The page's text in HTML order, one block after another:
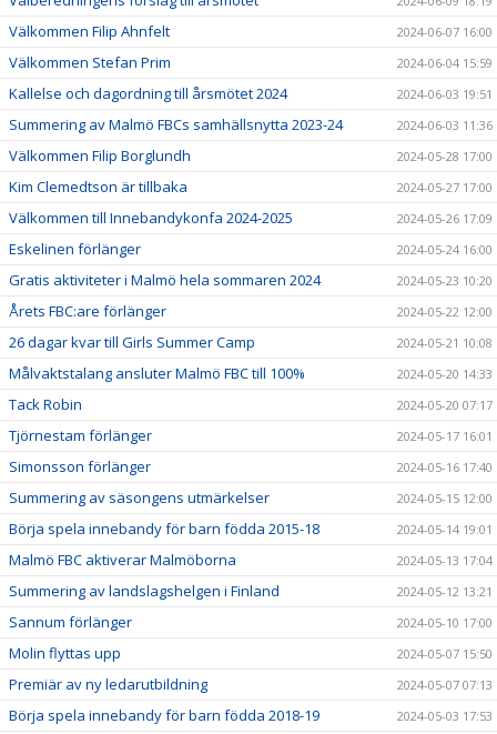
Välkommen Filip Ahnfelt 2024-06-07 16:00
Välkommen Stefan Prim 2024-06-04 15:59
Kallelse och dagordning till årsmötet 2024 2024-06-03 19:51
Summering av Malmö FBCs samhällsnytta 2023-24 2024-06-03 11:36
Välkommen Filip Borglundh 2024-05-28 17:00
Kim Clemedtson är tillbaka 2024-05-27 17:00
Välkommen till Innebandykonfa 2024-2025 2024-05-26 17:09
Eskelinen förlänger 2024-05-24 16:00
Gratis aktiviteter i Malmö hela sommaren 2024 2024-05-23 10:20
Årets FBC:are förlänger 2024-05-22 12:00
26 dagar kvar till Girls Summer Camp 2024-05-21 10:08
Målvaktstalang ansluter Malmö FBC till 100% 2024-05-20 14:33
Tack Robin 2024-05-20 07:17
Tjörnestam förlänger 2024-05-17 16:01
Simonsson förlänger 2024-05-16 17:40
Summering av säsongens utmärkelser 2024-05-15 12:00
Börja spela innebandy för barn födda 2015-18 2024-05-14 19:01
Malmö FBC aktiverar Malmöborna 2024-05-13 17:04
Summering av landslagshelgen i Finland 2024-05-12 13:21
Sannum förlänger 2024-05-10 17:00
Molin flyttas upp 2024-05-07 15:50
Premiär av ny ledarutbildning 2024-05-07 07:13
Börja spela innebandy för barn födda 2018-19 2024-05-03 17:53